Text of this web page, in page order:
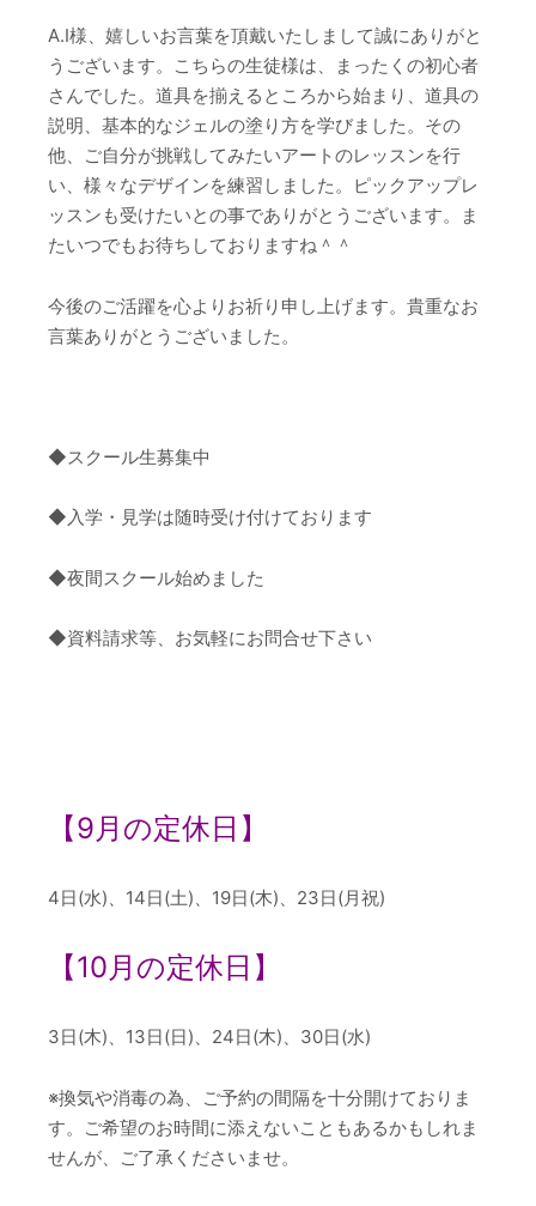
A.I様、嬉しいお言葉を頂戴いたしまして誠にありがと
うございます。こちらの生徒様は、まったくの初心者
さんでした。道具を揃えるところから始まり、道具の
説明、基本的なジェルの塗り方を学びました。その
他、ご自分が挑戦してみたいアートのレッスンを行
い、様々なデザインを練習しました。ピックアップレ
ッスンも受けたいとの事でありがとうございます。ま
たいつでもお待ちしておりますね＾＾
今後のご活躍を心よりお祈り申し上げます。貴重なお
言葉ありがとうございました。
◆スクール生募集中
◆入学・見学は随時受け付けております
◆夜間スクール始めました
◆資料請求等、お気軽にお問合せ下さい
【9 月の定休日】
4日(水)、14日(土)、19日(木)、23日(月祝)
【10 月の定休日】
3日(木)、13日(日)、24日(木)、30日(水)
※換気や消毒の為、ご予約の間隔を十分開けておりま
す。ご希望のお時間に添えないこともあるかもしれま
せんが、ご了承くださいませ。